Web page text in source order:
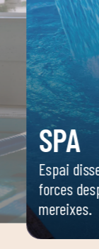
SPA
Espai
forces
mereixes.